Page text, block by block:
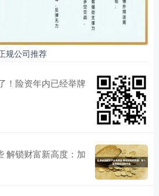
规公司推荐
！险资年内已经举牌
解锁财富新高度：加